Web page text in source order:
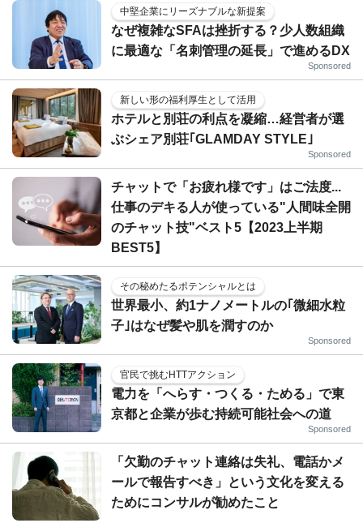
中堅企業にリーズナブルな新提案
なぜ複雑なSFAは挫折する？少人数組織
に最適な「名刺管理の延長」で進めるDX
Sponsored
新しい形の福利厚生として活用
ホテルと別荘の利点を凝縮…経営者が選
ぶシェア別荘｢GLAMDAY STYLE｣
Sponsored
チャットで「お疲れ様です」はご法度...
仕事のデキる人が使っている"人間味全開
のチャット技"ベスト5【2023上半期
BEST5】
その秘めたるポテンシャルとは
世界最小、約1ナノメートルの｢微細水粒
子｣はなぜ髪や肌を潤すのか
Sponsored
官民で挑むHTTアクション
電力を「へらす・つくる・ためる」で東
京都と企業が歩む持続可能社会への道
Sponsored
「欠勤のチャット連絡は失礼、電話かメ
ールで報告すべき」という文化を変える
ためにコンサルが勧めたこと